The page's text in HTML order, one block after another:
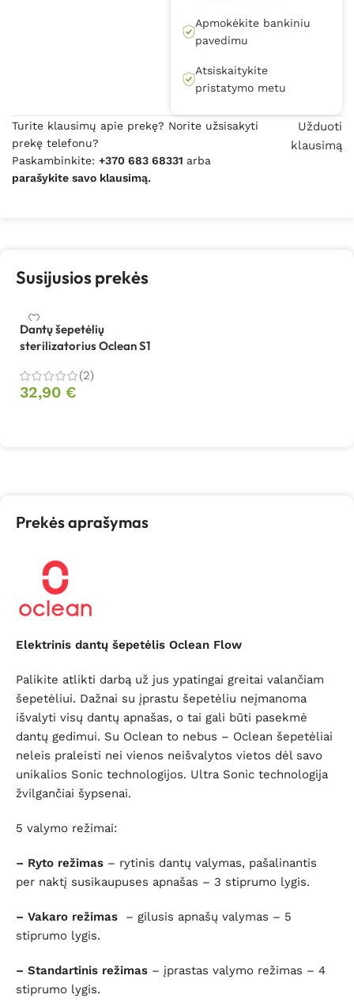
Apmokėkite bankiniu
pavedimu
Atsiskaitykite
pristatymo metu
Turite klausimų apie prekę? Norite užsisakyti
prekę telefonu?
Paskambinkite: +370 683 68331 arba
parašykite savo klausimą.
Užduoti
klausimą
Susijusios prekės
Dantų šepetėlių
sterilizatorius Oclean S1
(2)
32,90 €
Prekės aprašymas
Elektrinis dantų šepetėlis Oclean Flow
Palikite atlikti darbą už jus ypatingai greitai valančiam
šepetėliui. Dažnai su įprastu šepetėliu neįmanoma
išvalyti visų dantų apnašas, o tai gali būti pasekmė
dantų gedimui. Su Oclean to nebus – Oclean šepetėliai
neleis praleisti nei vienos neišvalytos vietos dėl savo
unikalios Sonic technologijos. Ultra Sonic technologija
žvilgančiai šypsenai.
5 valymo režimai:
– Ryto režimas – rytinis dantų valymas, pašalinantis
per naktį susikaupuses apnašas – 3 stiprumo lygis.
– Vakaro režimas – gilusis apnašų valymas – 5
stiprumo lygis.
– Standartinis režimas – įprastas valymo režimas – 4
stiprumo lygis.